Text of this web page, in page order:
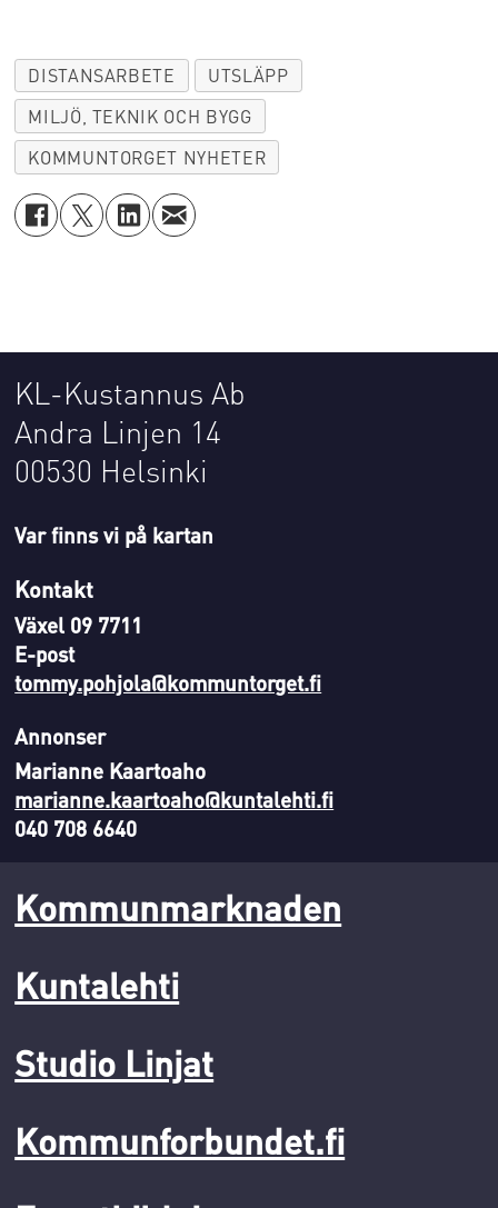
DISTANSARBETE
UTSLÄPP
MILJÖ, TEKNIK OCH BYGG
KOMMUNTORGET NYHETER
KL-Kustannus Ab
Andra Linjen 14
00530 Helsinki
Var finns vi på kartan
Kontakt
Växel 09 7711
E-post
tommy.pohjola@kommuntorget.fi
Annonser
Marianne Kaartoaho
marianne.kaartoaho@kuntalehti.fi
040 708 6640
Kommunmarknaden
Kuntalehti
Studio Linjat
Kommunforbundet.fi